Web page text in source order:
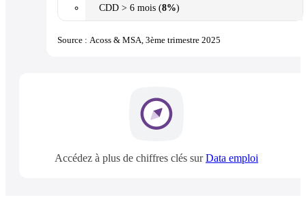
CDD > 6 mois (8%)
Source : Acoss & MSA, 3ème trimestre 2025
Accédez à plus de chiffres clés surData emploi